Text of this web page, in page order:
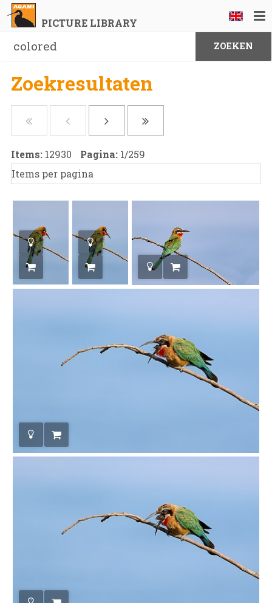
PICTURE LIBRARY
Zoekresultaten
Items: 12930 Pagina: 1/259